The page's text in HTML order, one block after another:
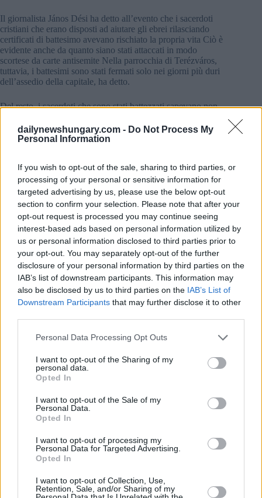
dailynewshungary.com - Do Not Process My
Personal Information
If you wish to opt-out of the sale, sharing to third parties, or
processing of your personal or sensitive information for
targeted advertising by us, please use the below opt-out
section to confirm your selection. Please note that after your
opt-out request is processed you may continue seeing
interest-based ads based on personal information utilized by
us or personal information disclosed to third parties prior to
your opt-out. You may separately opt-out of the further
disclosure of your personal information by third parties on the
IAB’s list of downstream participants. This information may
also be disclosed by us to third parties on the IAB’s List of
Downstream Participants that may further disclose it to other
Please note that this website/app uses one or more Google
not limited to your visit or usage behaviour. You may click to
grant or deny consent to Google and its third-party tags to
use your data for below specified purposes in below Google
consent section.
Personal Data Processing Opt Outs
I want to opt-out of the Sharing of my
personal data.
Opted In
I want to opt-out of the Sale of my
Personal Data.
Opted In
I want to opt-out of processing my
Personal Data for Targeted Advertising.
Opted In
I want to opt-out of Collection, Use,
Retention, Sale, and/or Sharing of my
Il giornalista János Dési ha detto all’evento che i sacerdoti
cristiani che erano disposti ad aiutare gli ebrei rilasciando
certificati di battesimo avevano rischiato la propria vita Ciò è
evidente anche da quanto siano stati attaccati in modo
scortese da carte antisemite Nella parrocchia di Terézváros,
tuttavia, i battesimi sono stati fermati solo nei giorni più duri
dell’assedio della capitale, ha detto.
Del resto, i sacerdoti che sono stati battezzati sapevano non
hanno corso dei rischi perché la loro fede e umanità li
obbligavano a farlo, ha aggiunto János Dési.
commemorazione #religione
Your email address will not be published. Required fields are marked*
Name*
Email*
Add Comment*
Save my name, email and website in this browser for the
next time I comment.
Post Comment